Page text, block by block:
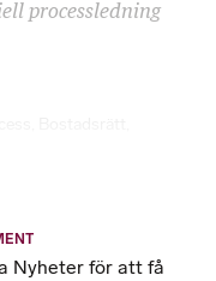
processledning
Nyheter för att få